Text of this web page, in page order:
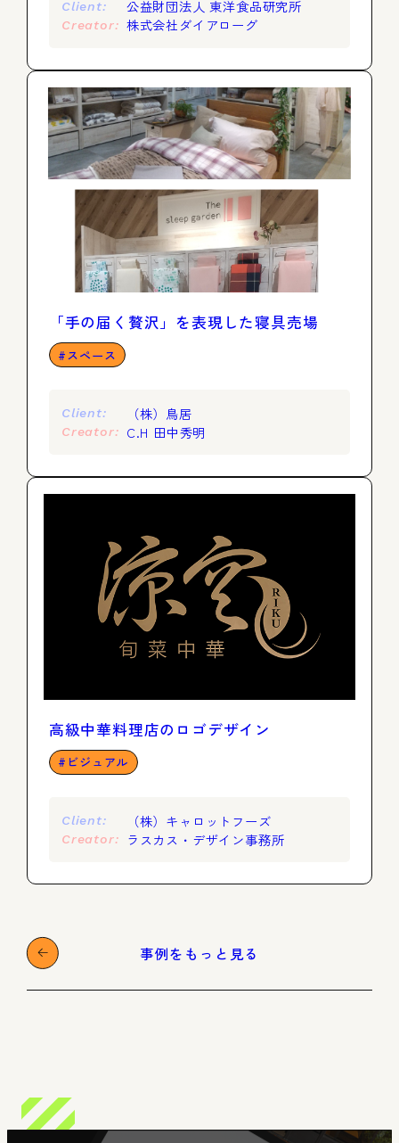
Client: 公益財団法人 東洋食品研究所
Creator: 株式会社ダイアローグ
「手の届く贅沢」を表現した寝具売場
スペース
Client: （株）鳥居
Creator: C.H 田中秀明
高級中華料理店のロゴデザイン
ビジュアル
Client: （株）キャロットフーズ
Creator: ラスカス・デザイン事務所
事例をもっと見る